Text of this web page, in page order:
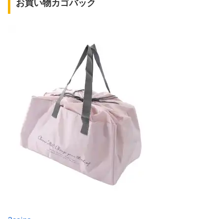
お買い物カゴバック